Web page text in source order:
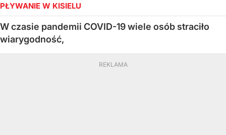
PŁYWANIE W KISIELU
W czasie pandemii COVID-19 wiele osób straciło
wiarygodność,